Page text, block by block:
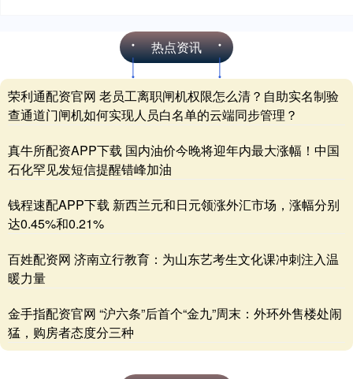
热点资讯
荣利通配资官网 老员工离职闸机权限怎么清？自助实名制验
查通道门闸机如何实现人员白名单的云端同步管理？
真牛所配资APP下载 国内油价今晚将迎年内最大涨幅！中国
石化罕见发短信提醒错峰加油
钱程速配APP下载 新西兰元和日元领涨外汇市场，涨幅分别
达0.45%和0.21%
百姓配资网 济南立行教育：为山东艺考生文化课冲刺注入温
暖力量
金手指配资官网 “沪六条”后首个“金九”周末：外环外售楼处闹
猛，购房者态度分三种